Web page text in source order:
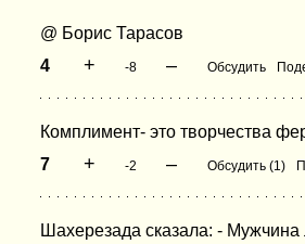
@ Борис Тарасов
4
+ -8 – Обсудить
Комплимент- это творчества
7
+ -2 – Обсудить (1)
Шахерезада сказала: - Мужчина